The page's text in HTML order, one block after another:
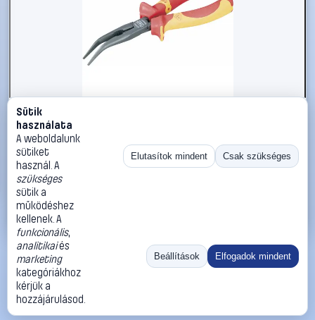
#813855
VDE szigetelt telefonfogó, hajlított csőrű gólyacsőr
fogó 45° 205 mm NWS 1411-69-VDE-205
NWS Telefonfogók
12 990 Ft
Kosárba
«
Ugrás:
Méret:
Rendezés:
©2026
ThermoScope
ÁSZF
Cégbemutató
Sütik
használata
A weboldalunk
sütiket
használ. A
szükséges
sütik a
működéshez
kellenek. A
funkcionális,
analitikaiés
marketing
kategóriákhoz
kérjük a
hozzájárulásod.
Elutasítok mindent Csak szükséges
Beállítások Elfogadok mindent